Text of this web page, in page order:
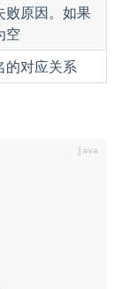
败原因。如果
空
的对应关系